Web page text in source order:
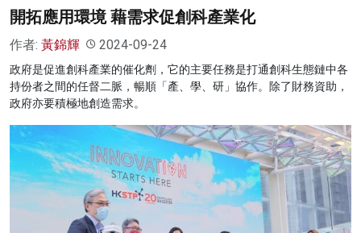
開拓應用環境 藉需求促創科產業化
作者: 黃錦輝 2024-09-24
政府是促進創科產業的催化劑，它的主要任務是打通創科生態鏈中各
持份者之間的任督二脈，暢順「產、學、研」協作。除了財務資助，
政府亦要積極地創造需求。